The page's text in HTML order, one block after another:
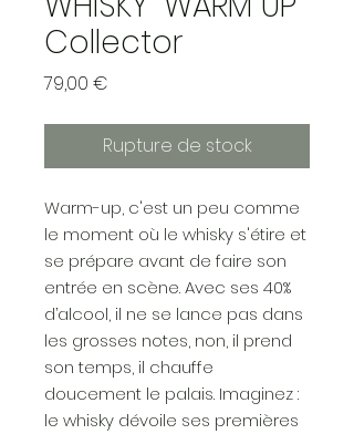
Collector
79,00 €
Rupture de stock
Warm-up, c'est un peu comme
le moment où le whisky s'étire et
se prépare avant de faire son
entrée en scène. Avec ses 40%
d’alcool, il ne se lance pas dans
les grosses notes, non, il prend
son temps, il chauffe
doucement le palais. Imaginez :
le whisky dévoile ses premières